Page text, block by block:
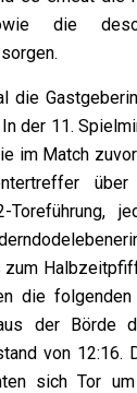
die
die
der 11.
im Match
zum
die
der Börde
von 12:16.
sich Tor